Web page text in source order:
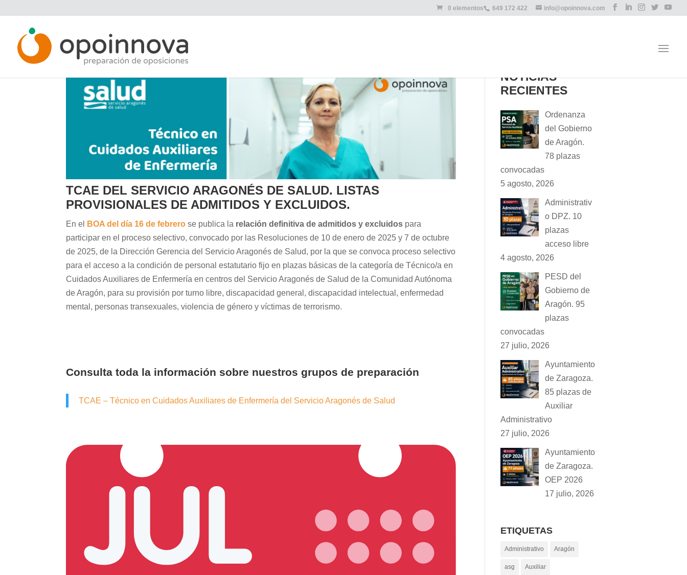
649 172 422 info@opoinnova.com
0 elementos
TCAE DEL SERVICIO ARAGONÉS DE SALUD. LISTAS
PROVISIONALES DE ADMITIDOS Y EXCLUIDOS.
En el BOA del día 16 de febrero se publica la relación definitiva de admitidos y excluidos para
participar en el proceso selectivo, convocado por las Resoluciones de 10 de enero de 2025 y 7 de octubre
de 2025, de la Dirección Gerencia del Servicio Aragonés de Salud, por la que se convoca proceso selectivo
para el acceso a la condición de personal estatutario fijo en plazas básicas de la categoría de Técnico/a en
Cuidados Auxiliares de Enfermería en centros del Servicio Aragonés de Salud de la Comunidad Autónoma
de Aragón, para su provisión por turno libre, discapacidad general, discapacidad intelectual, enfermedad
mental, personas transexuales, violencia de género y víctimas de terrorismo.
Consulta toda la información sobre nuestros grupos de preparación
TCAE – Técnico en Cuidados Auxiliares de Enfermería del Servicio Aragonés de Salud
NOTICIAS
RECIENTES
Ordenanza
del Gobierno
de Aragón.
78 plazas
convocadas
5 agosto, 2026
Administrativ
o DPZ. 10
plazas
acceso libre
4 agosto, 2026
PESD del
Gobierno de
Aragón. 95
plazas
convocadas
27 julio, 2026
Ayuntamiento
de Zaragoza.
85 plazas de
Auxiliar
Administrativo
27 julio, 2026
Ayuntamiento
de Zaragoza.
OEP 2026
17 julio, 2026
ETIQUETAS
Administrativo Aragón
asg Auxiliar